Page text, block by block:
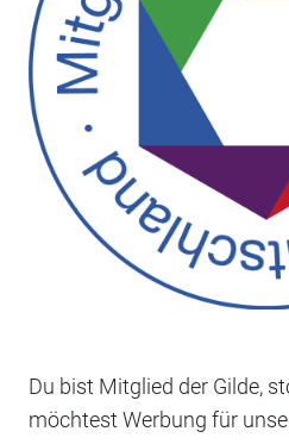
Du bist Mitglied der Gilde,
möchtest Werbung für